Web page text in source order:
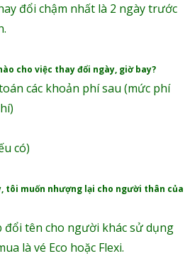
đổi chậm nhất là 2 ngày trước
cho việc thay đổi ngày, giờ bay?
các khoản phí sau (mức phí
có)
tôi muốn nhượng lại cho người thân của
đổi tên cho người khác sử dụng
là vé Eco hoặc Flexi.